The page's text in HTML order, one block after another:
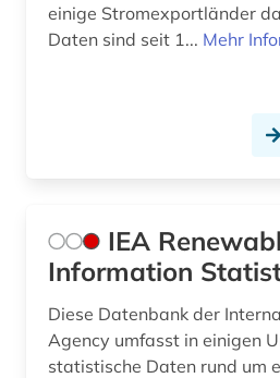
einige Stromexportländer
Daten sind seit 1... Mehr
IEA
Information
Diese Datenbank der
Agency umfasst in einigen
statistische Daten rund um